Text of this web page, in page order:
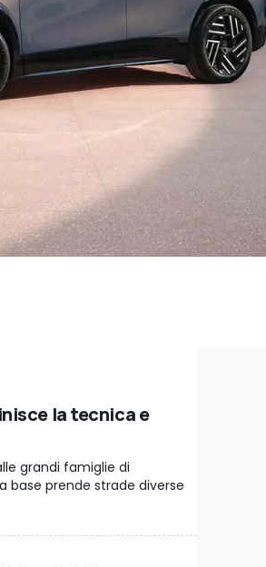
la tecnica e
grandi famiglie di
base prende strade diverse